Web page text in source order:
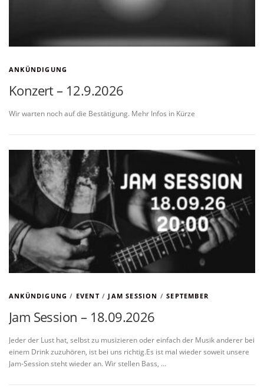
ANKÜNDIGUNG
Konzert – 12.9.2026
Wir warten noch auf die Bestätigung. Mehr Infos in Kürze
ANKÜNDIGUNG / EVENT/ JAM SESSION /SEPTEMBER
Jam Session – 18.09.2026
Jeder der Lust hat, selbst zu musizieren oder einfach der Musik anderer bei
einem Drink zuzuhören, ist bei uns richtig.Es ist mal wieder soweit unsere
Jam-Session steht wieder an. Wir stellen Bass, …